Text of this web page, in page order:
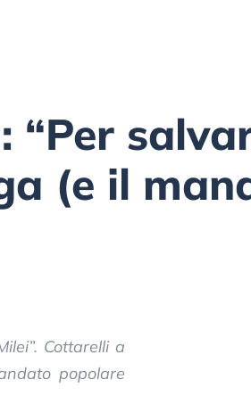
(e il
Cottarelli a
popolare